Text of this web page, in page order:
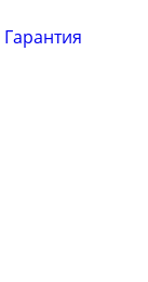
Гарантия